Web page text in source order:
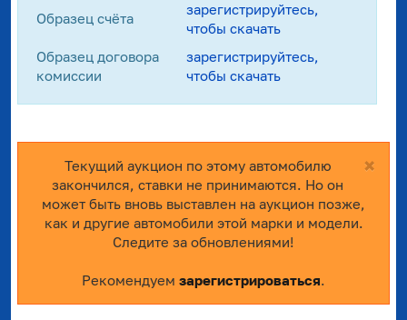
Образец счёта
зарегистрируйтесь,
чтобы скачать
Образец договора
комиссии
зарегистрируйтесь,
чтобы скачать
×
Текущий аукцион по этому автомобилю
закончился, ставки не принимаются. Но он
может быть вновь выставлен на аукцион позже,
как и другие автомобили этой марки и модели.
Следите за обновлениями!
Рекомендуем зарегистрироваться.